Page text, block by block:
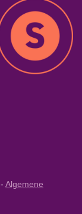
- Algemene